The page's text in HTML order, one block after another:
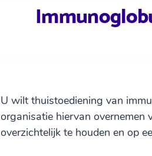
U wilt thuistoediening van
organisatie hiervan overnemen
overzichtelijk te houden en op